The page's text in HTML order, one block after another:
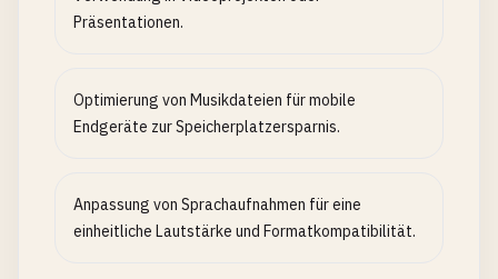
Präsentationen.
Optimierung von Musikdateien für mobile
Endgeräte zur Speicherplatzersparnis.
Anpassung von Sprachaufnahmen für eine
einheitliche Lautstärke und Formatkompatibilität.